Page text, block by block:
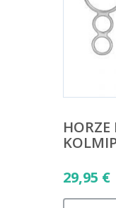
HORZE
29,95 €